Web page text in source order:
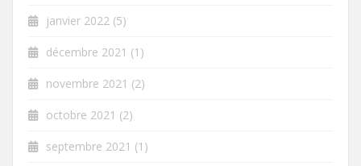
janvier 2022 (5)
décembre 2021 (1)
novembre 2021 (2)
octobre 2021 (2)
septembre 2021 (1)